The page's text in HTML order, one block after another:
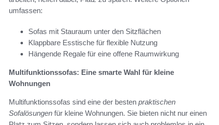
umfassen:
Sofas mit Stauraum unter den Sitzflächen
Klappbare Esstische für flexible Nutzung
Hängende Regale für eine offene Raumwirkung
Multifunktionssofas: Eine smarte Wahl für kleine
Wohnungen
Multifunktionssofas sind eine der besten praktischen
Sofalösungen für kleine Wohnungen. Sie bieten nicht nur einen